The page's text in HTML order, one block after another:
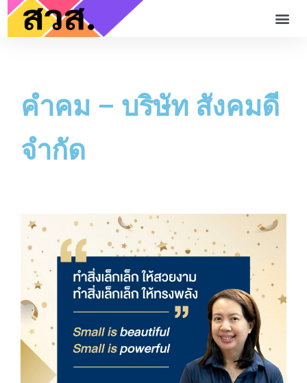
คำคม – บริษัท สังคมดี
จำกัด